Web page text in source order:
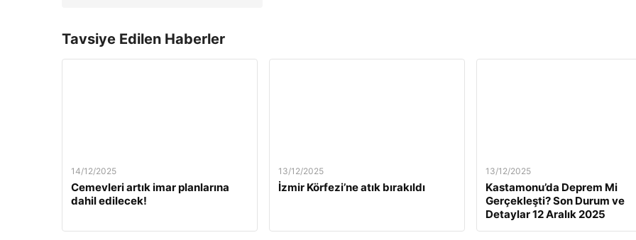
Tavsiye Edilen Haberler
14/12/2025
Cemevleri artık imar planlarına
dahil edilecek!
13/12/2025
İzmir Körfezi’ne atık bırakıldı
13/12/2025
Kastamonu’da Deprem Mi
Gerçekleşti? Son Durum ve
Detaylar 12 Aralık 2025